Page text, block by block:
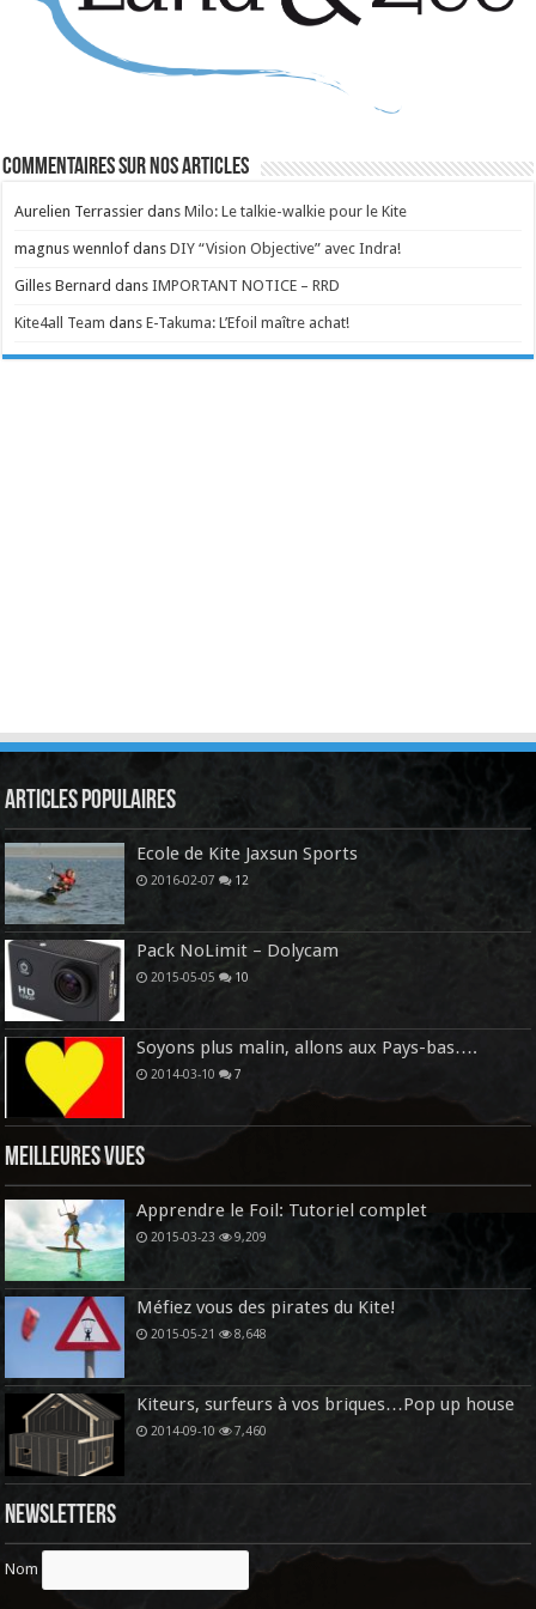
Commentaires sur nos articles
Aurelien Terrassier dansMilo: Le talkie-walkie pour le Kite
magnus wennlof dansDIY “Vision Objective” avec Indra!
Gilles Bernard dansIMPORTANT NOTICE – RRD
Kite4all Team dansE-Takuma: L’Efoil maître achat!
Articles Populaires
Ecole de Kite Jaxsun Sports
2016-02-07 12
Pack NoLimit – Dolycam
2015-05-05 10
Soyons plus malin, allons aux Pays-bas….
2014-03-10 7
Meilleures vues
Apprendre le Foil: Tutoriel complet
2015-03-23 9,209
Méfiez vous des pirates du Kite!
2015-05-21 8,648
Kiteurs, surfeurs à vos briques…Pop up house
2014-09-10 7,460
Newsletters
Nom